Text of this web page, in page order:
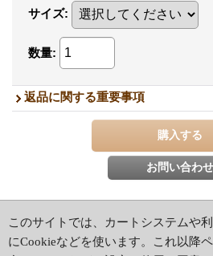
サイズ:
数量:
返品に関する重要事項
ホーム | ショッピン
特定商取引法表示 |
このサイトでは、カートシステムや
にCookieなどを使います。これ以降